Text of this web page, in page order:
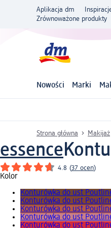
Aplikacja dm
Zrównoważone produkty
Nowości Marki
Strona główna Makijaż
essence
4.8 (37 ocen)
Kolor
Konturówka do ust
Konturówka do ust
Konturówka do ust
Konturówka do ust
Konturówka do ust